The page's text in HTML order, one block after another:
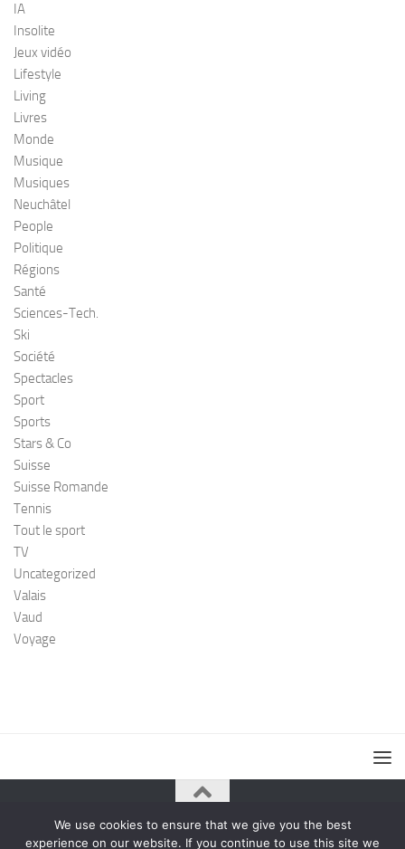
IA
Insolite
Jeux vidéo
Lifestyle
Living
Livres
Monde
Musique
Musiques
Neuchâtel
People
Politique
Régions
Santé
Sciences-Tech.
Ski
Société
Spectacles
Sport
Sports
Stars & Co
Suisse
Suisse Romande
Tennis
Tout le sport
TV
Uncategorized
Valais
Vaud
Voyage
© 2026. All Rights Reserved.
We use cookies to ensure that we give you the best
experience on our website. If you continue to use this site we